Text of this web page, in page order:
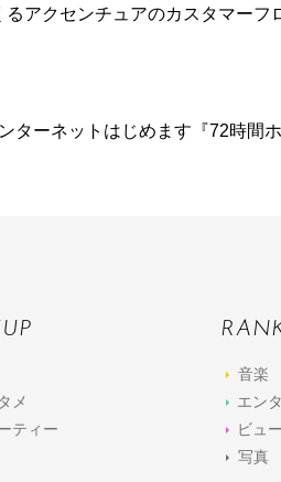
アクセンチュアのカスタマーフ
ターネットはじめます『72時間ホ
メ
ティー
音楽
エン
ビュ
写真